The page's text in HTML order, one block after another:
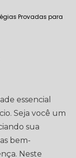
essencial
Seja você um
sua
bem-
Neste